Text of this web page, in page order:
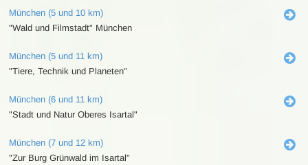
München (5 und 10 km)
"Wald und Filmstadt" München
München (5 und 11 km)
"Tiere, Technik und Planeten"
München (6 und 11 km)
"Stadt und Natur Oberes Isartal"
München (7 und 12 km)
"Zur Burg Grünwald im Isartal"